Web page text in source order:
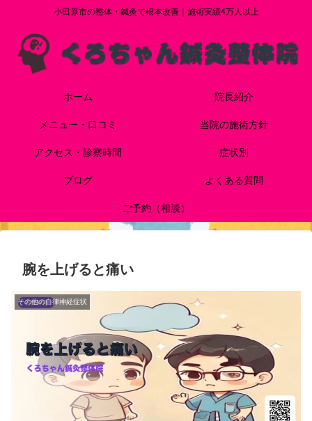
小田原市の整体・鍼灸で根本改善｜施術実績4万人以上
ホーム 院長紹介
メニュー・口コミ 当院の施術方針
アクセス・診察時間 症状別
ブログ よくある質問
ご予約（相談）
腕を上げると痛い
その他の自律神経症状